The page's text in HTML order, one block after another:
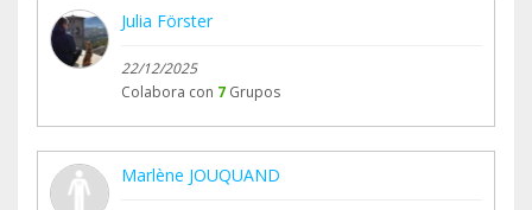
Julia Förster
22/12/2025
Colabora con 7 Grupos
Marlène JOUQUAND